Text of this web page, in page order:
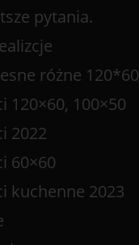
pytania.
różne 120*60
120×60, 100×50
2022
60×60
kuchenne 2023